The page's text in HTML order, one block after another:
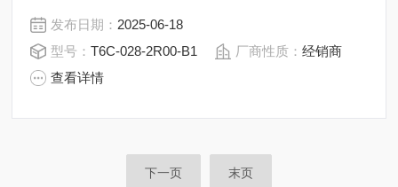
方法。派克T6T7T67工业用叶片泵T6C-028-2R00-B1
发布日期： 2025-06-18
型号：T6C-028-2R00-B1 厂商性质：经销商
查看详情
下一页 末页